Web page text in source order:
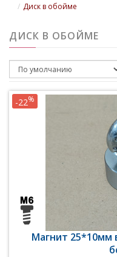
Диск в обойме
ДИСК В ОБОЙМЕ
Магнит 25*10мм
-22%